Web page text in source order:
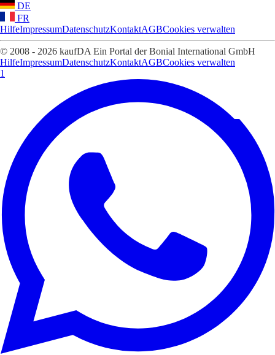
DE
FR
HilfeImpressumDatenschutzKontaktAGBCookies verwalten
© 2008 - 2026 kaufDA Ein Portal der Bonial International GmbH
HilfeImpressumDatenschutzKontaktAGBCookies verwalten
1